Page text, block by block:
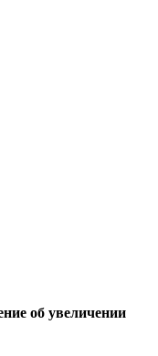
об увеличении